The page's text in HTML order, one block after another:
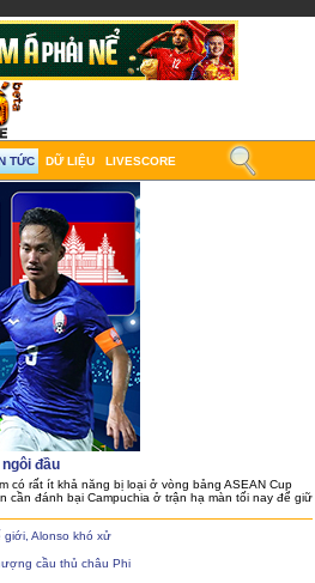
TỨC DỮ LIỆU LIVESCORE
đầu
có rất ít khả năng bị loại ở vòng bảng ASEAN Cup
cần đánh bại Campuchia ở trận hạ màn tối nay để giữ
Alonso khó xử
cầu thủ châu Phi